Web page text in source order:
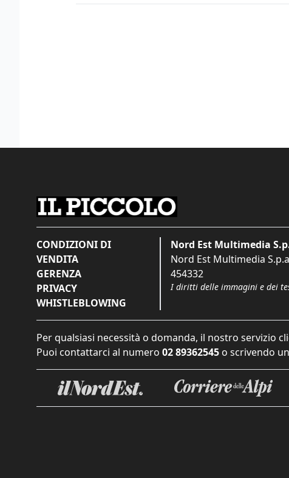
CONDIZIONI DI
VENDITA
GERENZA
PRIVACY
WHISTLEBLOWING
Nord Est Multimedia
Nord Est Multimedia
454332
I diritti delle immagini e dei
Per qualsiasi necessità o domanda, il nostro servizio
Puoi contattarci al numero 02 89362545 o scrivendo